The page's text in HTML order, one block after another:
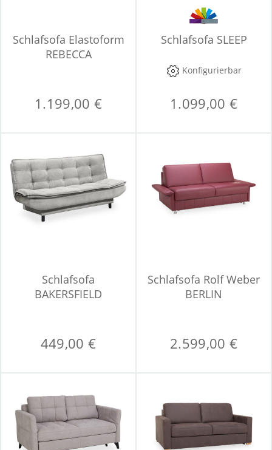
Schlafsofa Elastoform
REBECCA
1.199,00 €
Schlafsofa SLEEP
Konfigurierbar
1.099,00 €
Schlafsofa
BAKERSFIELD
449,00 €
Schlafsofa Rolf Weber
BERLIN
2.599,00 €